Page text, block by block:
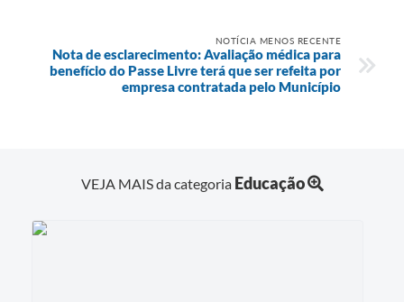
NOTÍCIA MENOS RECENTE
Nota de esclarecimento: Avaliação médica para
benefício do Passe Livre terá que ser refeita por
empresa contratada pelo Município
VEJA MAIS da categoria Educação